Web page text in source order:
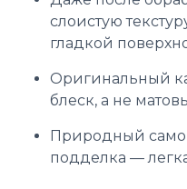
слоистую
гладкой
Оригинальный
блеск, а не
Природный
подделка —